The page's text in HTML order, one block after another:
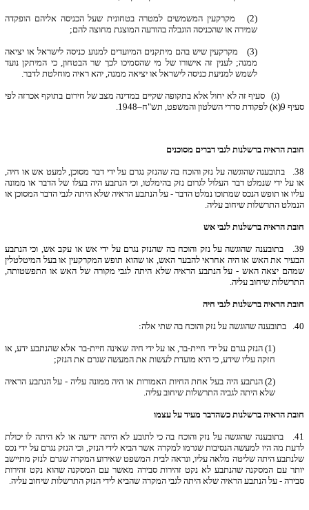
(2) מקרקעין המשמשים למטרה בטחונית שעל הכניסה אליהם הופקדה
שמירה או שהכניסה הוגבלה בהודעה המוצגת מחוצה להם;
(3) מקרקעין שיש בהם מיתקנים המיועדים למנוע כניסה לישראל או יציאה
ממנה; לענין זה אישורו של מי שהסמיכו לכך שר הבטחון, כי המיתקן נועד
לשמש למניעת כניסה לישראל או יציאה ממנה, יהא ראיה מוחלטת לדבר.
(ג) סעיף זה לא יחול אלא בתקופה שקיים במדינה מצב של חירום בתוקף אכרזה לפי
סעיף 9(א) לפקודת סדרי השלטון והמשפט, תש"ח–1948.
חובת הראיה ברשלנות לגבי דברים מסוכנים
38.
בתובענה שהוגשה על נזק והוכח בה שהנזק נגרם על ידי דבר מסוכן, למעט אש או חיה,
או על ידי שנמלט דבר העלול לגרום נזק בהימלטו, וכי הנתבע היה בעלו של הדבר או ממונה
עליו או תופש הנכס שמתוכו נמלט הדבר - על הנתבע הראיה שלא היתה לגבי הדבר המסוכן או
הנמלט התרשלות שיחוב עליה.
חובת הראיה ברשלנות לגבי אש
39.
בתובענה שהוגשה על נזק והוכח בה שהנזק נגרם על ידי אש או עקב אש, וכי הנתבע
הבעיר את האש או היה אחראי להבער האש, או שהוא תופש המקרקעין או בעל המיטלטלין
שמהם יצאה האש - על הנתבע הראיה שלא היתה לגבי מקורה של האש או התפשטותה,
התרשלות שיחוב עליה.
חובת הראיה ברשלנות לגבי חיה
40. בתובענה שהוגשה על נזק והוכח בה שתי אלה:
(1) הנזק נגרם על ידי חיית-בר, או על ידי חיה שאינה חיית-בר אלא שהנתבע ידע, או
חזקה עליו שידע, כי היא מועדת לעשות את המעשה שגרם את הנזק;
(2) הנתבע היה בעל אחת החיות האמורות או היה ממונה עליה - על הנתבע הראיה
שלא היתה לגביה התרשלות שיחוב עליה.
חובת הראיה ברשלנות כשהדבר מעיד על עצמו
41.
בתובענה שהוגשה על נזק והוכח בה כי לתובע לא היתה ידיעה או לא היתה לו יכולת
לדעת מה היו למעשה הנסיבות שגרמו למקרה אשר הביא לידי הנזק, וכי הנזק נגרם על ידי נכס
שלנתבע היתה שליטה מלאה עליו, ונראה לבית המשפט שאירוע המקרה שגרם לנזק מתיישב
יותר עם המסקנה שהנתבע לא נקט זהירות סבירה מאשר עם המסקנה שהוא נקט זהירות
סבירה - על הנתבע הראיה שלא היתה לגבי המקרה שהביא לידי הנזק התרשלות שיחוב עליה.